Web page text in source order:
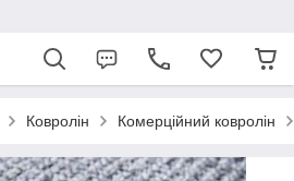
Ковролін Комерційний ковролін